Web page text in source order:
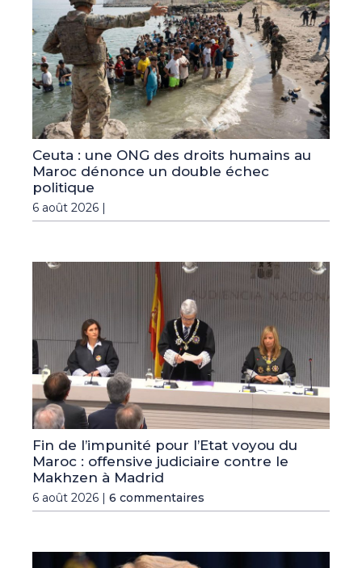
Ceuta : une ONG des droits humains au
Maroc dénonce un double échec
politique
6 août 2026 |
Fin de l’impunité pour l’Etat voyou du
Maroc : offensive judiciaire contre le
Makhzen à Madrid
6 août 2026 | 6 commentaires